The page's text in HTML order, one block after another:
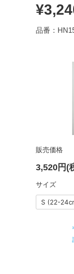
品番：
販売価格
3,520円(
サイズ